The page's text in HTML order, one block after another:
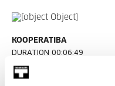
KOOPERATIBA
DURATION 00:06:49
Interview with